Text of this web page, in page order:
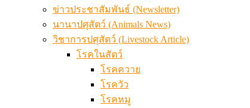
ข่าวประชาสัมพันธ์ (Newsletter)
นานาปศุสัตว์ (Animals News)
วิชาการปศุสัตว์ (Livestock Article)
โรคในสัตว์
โรคควาย
โรควัว
โรคหมู